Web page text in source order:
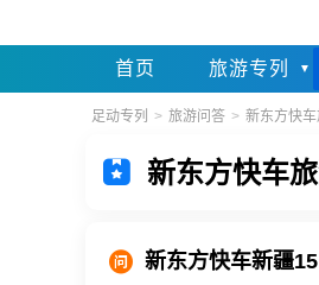
首页 旅游专列
足动专列 > 旅游问答 > 新东方快
 新东方快车
 新东方快车新疆